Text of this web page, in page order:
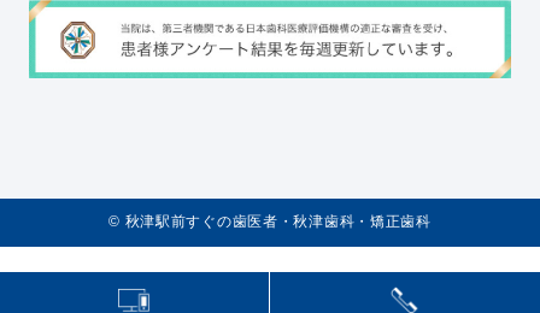
©️ 秋津駅前すぐの歯医者・秋津歯科・矯正歯科